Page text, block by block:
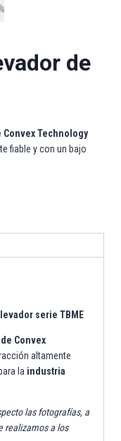
de
Technology
fiable y con un bajo
serie TBME
Convex
altamente
la industria
las fotografías, a
realizamos a los